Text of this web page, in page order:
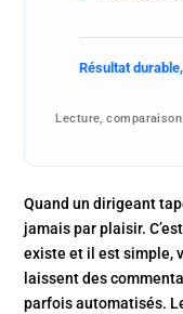
Résultat
Lecture,
Quand un dirigeant
jamais par plaisir.
existe et il est simple,
laissent des
parfois automatisés.